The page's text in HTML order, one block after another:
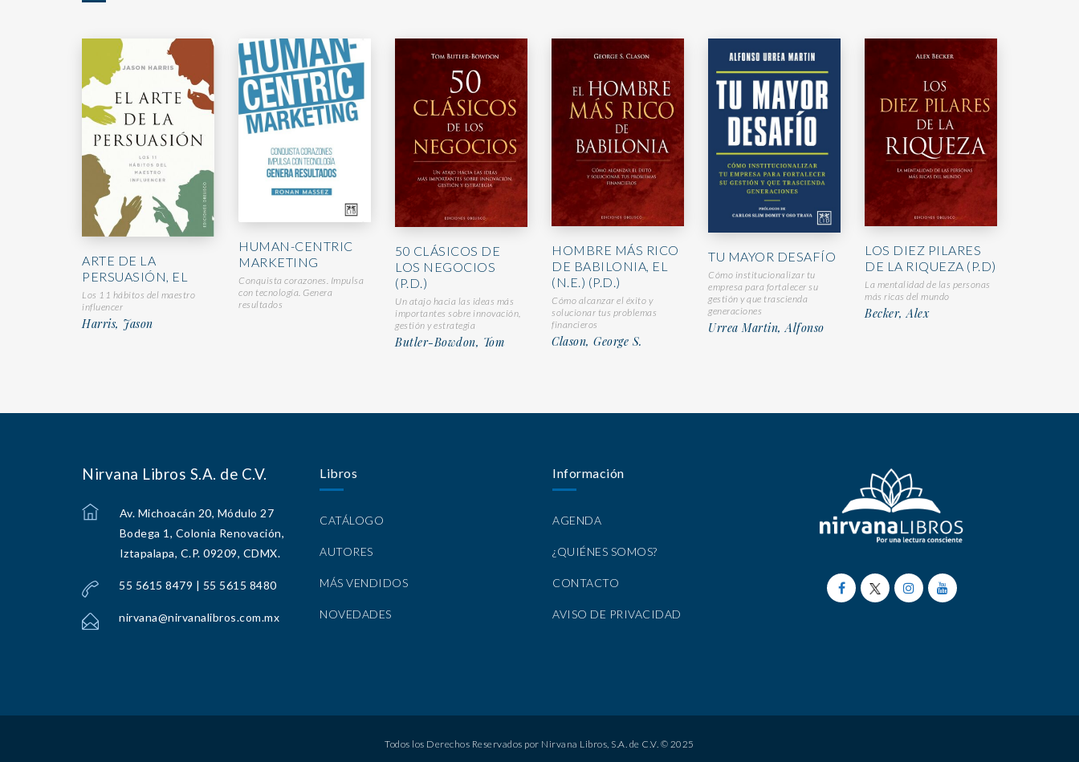
ARTE DE LA
PERSUASIÓN, EL
Los 11 hábitos del maestro
influencer
Harris, Jason
HUMAN-CENTRIC
MARKETING
Conquista corazones. Impulsa
con tecnología. Genera
resultados
50 CLÁSICOS DE
LOS NEGOCIOS
(P.D.)
Un atajo hacia las ideas más
importantes sobre innovación,
gestión y estrategia
Butler-Bowdon, Tom
HOMBRE MÁS RICO
DE BABILONIA, EL
(N.E.) (P.D.)
Cómo alcanzar el éxito y
solucionar tus problemas
financieros
Clason, George S.
TU MAYOR DESAFÍO
Cómo institucionalizar tu
empresa para fortalecer su
gestión y que trascienda
generaciones
Urrea Martin, Alfonso
LOS DIEZ PILARES
DE LA RIQUEZA (P.D)
La mentalidad de las personas
más ricas del mundo
Becker, Alex
Nirvana Libros S.A. de C.V.
Av. Michoacán 20, Módulo 27
Bodega 1, Colonia Renovación,
Iztapalapa, C.P. 09209, CDMX.
55 5615 8479 | 55 5615 8480
nirvana@nirvanalibros.com.mx
Libros
CATÁLOGO
AUTORES
MÁS VENDIDOS
NOVEDADES
Información
AGENDA
¿QUIÉNES SOMOS?
CONTACTO
AVISO DE PRIVACIDAD
Todos los Derechos Reservados por Nirvana Libros, S.A. de C.V. © 2025